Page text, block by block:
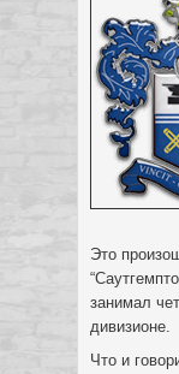
Это
занимал
дивизионе.
Что и